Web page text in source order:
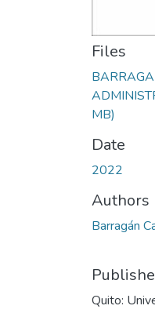
Files
MB)
Date
2022
Authors
Barragán
Quito: